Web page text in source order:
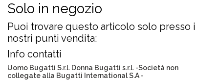
Solo in negozio
Puoi trovare questo articolo solo presso i
nostri punti vendita:
Info contatti
Uomo Bugatti S.r.l. Donna Bugatti s.r.l. -Società non
collegate alla Bugatti International S.A -